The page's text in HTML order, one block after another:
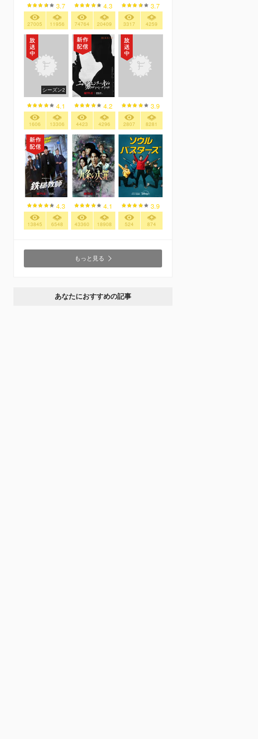
3.7
27005 11956
4.3
74764 20409
3.7
3317 4259
シーズン2
4.1
1606 13306
4.2
4423 4296
3.9
2807 8281
4.3
13845 6548
4.1
43360 18908
3.9
524 874
もっと見る
あなたにおすすめの記事